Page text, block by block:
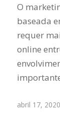
O
baseada
requer
online
abril 17, 2020